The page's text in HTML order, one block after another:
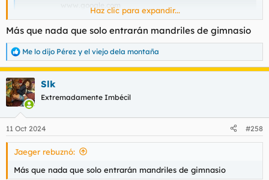
Haz clic para expandir...
Más que nada que solo entrarán mandriles de gimnasio
R
e
a
c
c
i
e
s
Me lo dijo Pérez y el viejo dela montaña
Slk
Extremadamente Imbécil
11 Oct 2024 #258
Jaeger rebuznó:
Más que nada que solo entrarán mandriles de gimnasio